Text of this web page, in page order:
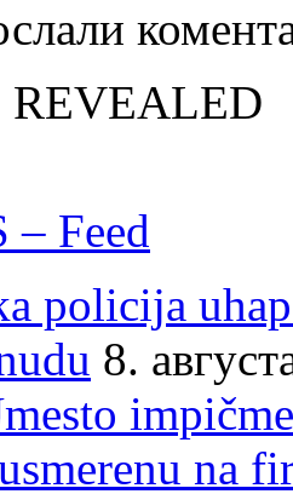
REVEALED
– Feed
policija
8.
na